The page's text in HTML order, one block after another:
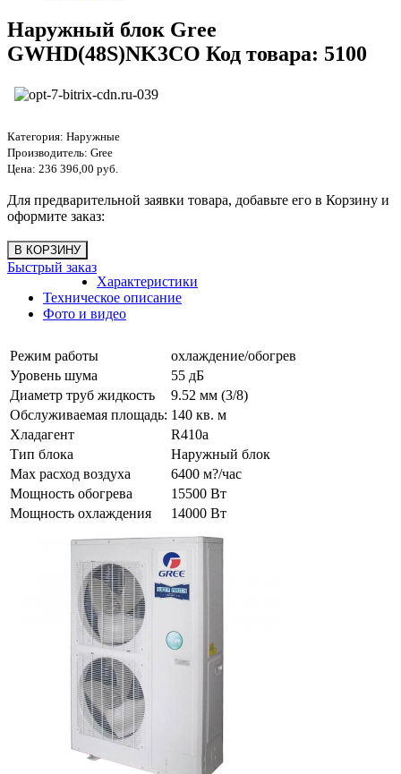
Наружный блок Gree
GWHD(48S)NK3CO Код товара: 5100
Категория: Наружные
Производитель: Gree
Цена: 236 396,00 руб.
Для предварительной заявки товара, добавьте его в Корзину и
оформите заказ:
Быстрый заказ
Характеристики
Техническое описание
Фото и видео
Режим работы
охлаждение/обогрев
Уровень шума
55 дБ
Диаметр труб жидкость
9.52 мм (3/8)
Обслуживаемая площадь: 140 кв. м
Хладагент
R410a
Тип блока
Наружный блок
Max расход воздуха
6400 м?/час
Мощность обогрева
15500 Вт
Мощность охлаждения
14000 Вт